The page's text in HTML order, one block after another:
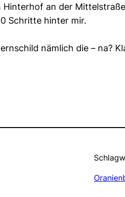
Hinterhof an der
Schritte hinter mir.
nämlich die – na?